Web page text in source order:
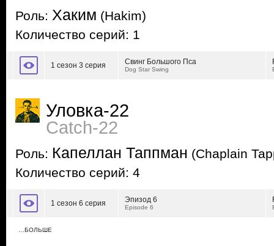
Роль: Хаким (Hakim)
Количество серий: 1
1 сезон 3 серия Свинг Большого Пса
Dog Star Swing
Уловка-22
Catch-22
Роль: Капеллан Таппман (Chaplain
Количество серий: 4
1 сезон 6 серия Эпизод 6
Episode 6
…БОЛЬШЕ